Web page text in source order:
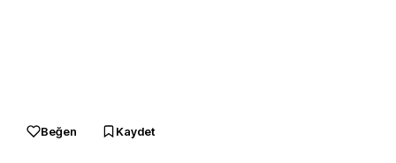
Beğen Kaydet